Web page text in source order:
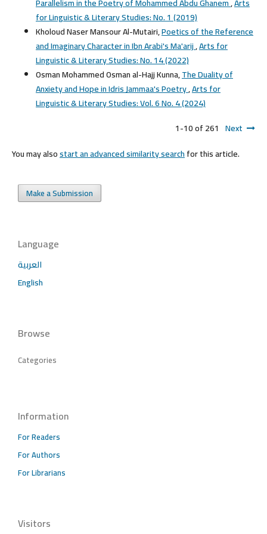
Parallelism in the Poetry of Mohammed Abdu Ghanem,Arts
for Linguistic & Literary Studies: No. 1 (2019)
Kholoud Naser Mansour Al-Mutairi,Poetics of the Reference
and Imaginary Character in Ibn Arabi's Ma'arij,Arts for
Linguistic & Literary Studies: No. 14 (2022)
Osman Mohammed Osman al-Hajj Kunna,The Duality of
Anxiety and Hope in Idris Jammaa's Poetry,Arts for
Linguistic & Literary Studies: Vol. 6 No. 4 (2024)
1-10 of 261 Next
You may alsostart an advanced similarity searchfor this article.
Make a Submission
Language
العربية
English
Browse
Categories
Information
For Readers
For Authors
For Librarians
Visitors